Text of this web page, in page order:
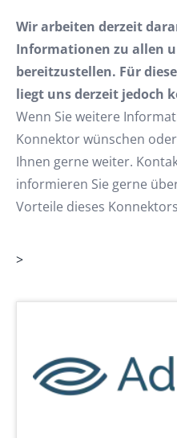
Wir arbeiten derzeit
Informationen zu allen
bereitzustellen. Für
liegt uns derzeit jedoch
Wenn Sie weitere
Konnektor wünschen
Ihnen gerne weiter.
informieren Sie gerne
Vorteile dieses
>